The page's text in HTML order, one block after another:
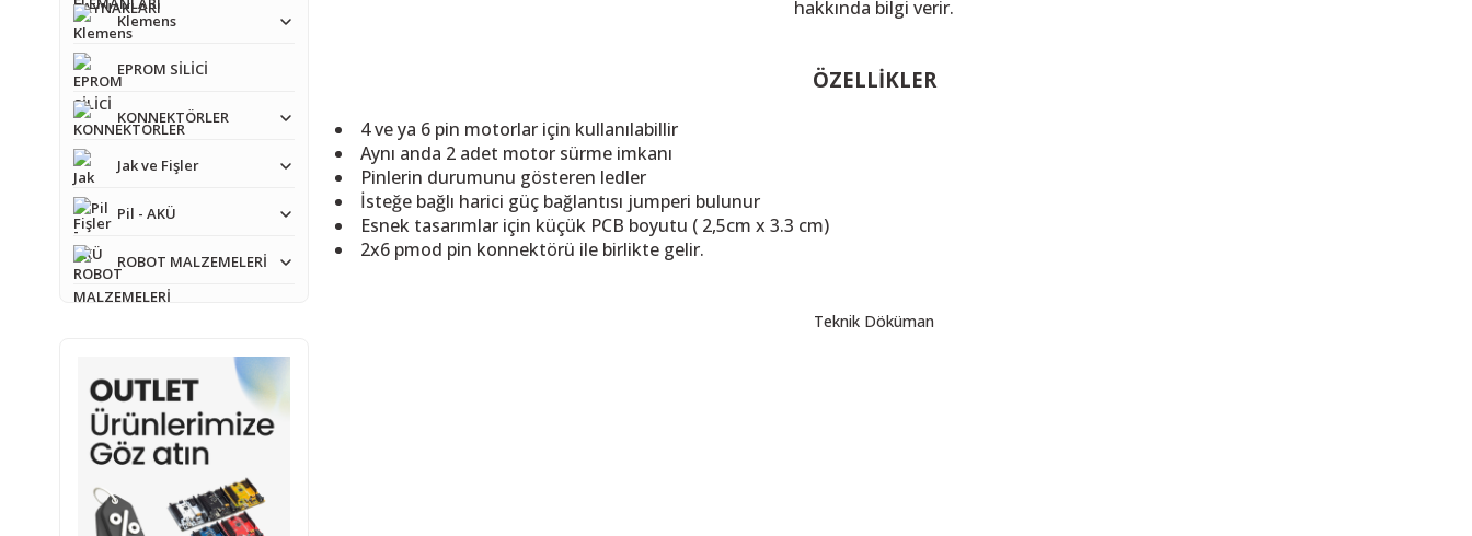
Klemens
EPROM SİLİCİ
KONNEKTÖRLER
Jak ve Fişler
Pil - AKÜ
ROBOT MALZEMELERİ
hakkında bilgi verir.
ÖZELLİKLER
4 ve ya 6 pin motorlar için kullanılabillir
Aynı anda 2 adet motor sürme imkanı
Pinlerin durumunu gösteren ledler
İsteğe bağlı harici güç bağlantısı jumperi bulunur
Esnek tasarımlar için küçük PCB boyutu ( 2,5cm x 3.3 cm)
2x6 pmod pin konnektörü ile birlikte gelir.
Teknik Döküman